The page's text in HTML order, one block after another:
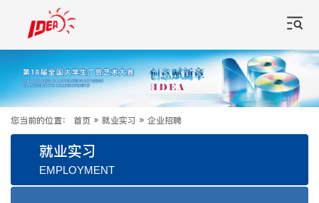
您当前的位置： 首页 » 就业实习 » 企业招聘
就业实习
EMPLOYMENT